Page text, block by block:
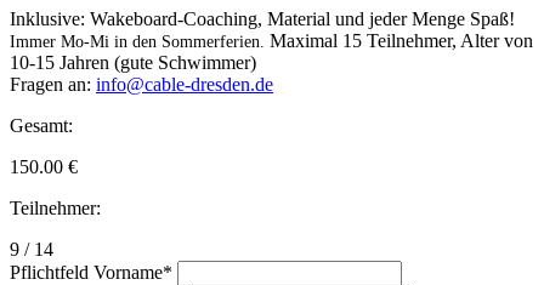
Inklusive: Wakeboard-Coaching, Material und jeder Menge Spaß!
Immer Mo-Mi in den Sommerferien. Maximal 15 Teilnehmer, Alter von
10-15 Jahren (gute Schwimmer)
Fragen an: info@cable-dresden.de
Gesamt:
150.00 €
Teilnehmer:
9 / 14
Pflichtfeld Vorname*